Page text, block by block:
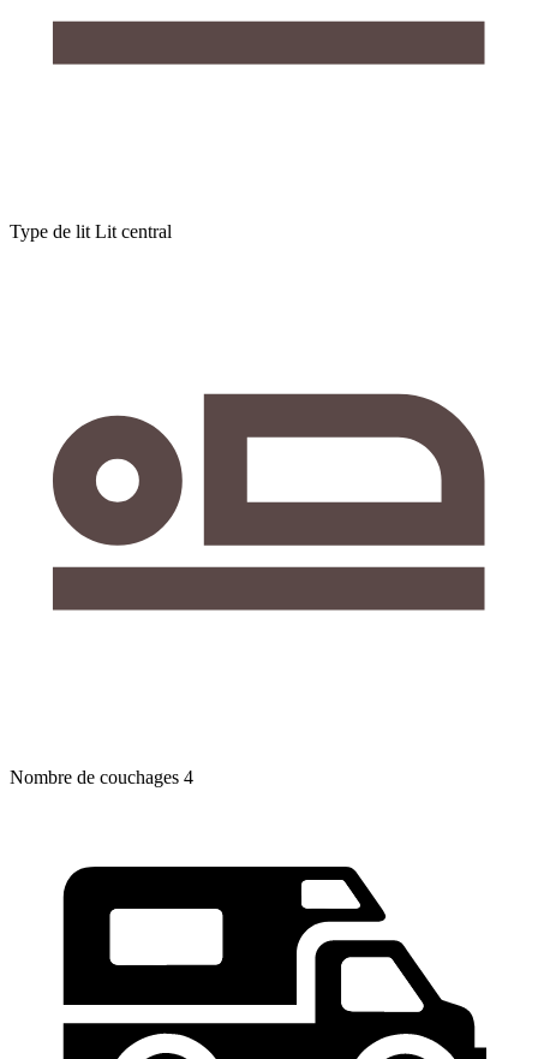
Type de lit Lit central
Nombre de couchages 4